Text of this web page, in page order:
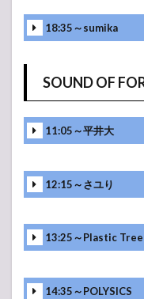
18:35～sumika
SOUND OF
11:05～平井大
12:15～さユり
13:25～Plastic Tree
14:35～POLYSICS